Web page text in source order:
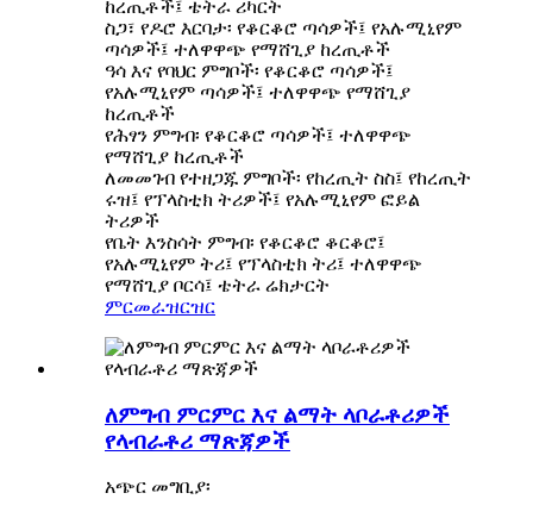
ከረጢቶች፤ ቴትራ ሪካርት
ስጋ፣ የዶሮ እርባታ፡ የቆርቆሮ ጣሳዎች፤ የአሉሚኒየም
ጣሳዎች፤ ተለዋዋጭ የማሸጊያ ከረጢቶች
ዓሳ እና የባህር ምግቦች፡ የቆርቆሮ ጣሳዎች፤
የአሉሚኒየም ጣሳዎች፤ ተለዋዋጭ የማሸጊያ
ከረጢቶች
የሕፃን ምግብ፡ የቆርቆሮ ጣሳዎች፤ ተለዋዋጭ
የማሸጊያ ከረጢቶች
ለመመገብ የተዘጋጁ ምግቦች፡ የከረጢት ስስ፤ የከረጢት
ሩዝ፤ የፕላስቲክ ትሪዎች፤ የአሉሚኒየም ፎይል
ትሪዎች
የቤት እንስሳት ምግብ፡ የቆርቆሮ ቆርቆሮ፤
የአሉሚኒየም ትሪ፤ የፕላስቲክ ትሪ፤ ተለዋዋጭ
የማሸጊያ ቦርሳ፤ ቴትራ ሬክታርት
ምርመራዝርዝር
ለምግብ ምርምር እና ልማት ላቦራቶሪዎች
የላብራቶሪ ማጽጃዎች
አጭር መግቢያ፡